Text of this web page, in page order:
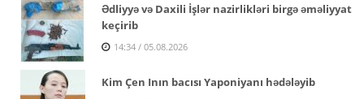
Ədliyyə və Daxili İşlər nazirlikləri birgə əməliyyat
keçirib
14:34 / 05.08.2026
Kim Çen Inın bacısı Yaponiyanı hədələyib